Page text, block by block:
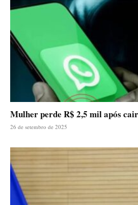
Mulher perde R$ 2,5 mil após
26 de setembro de 2025